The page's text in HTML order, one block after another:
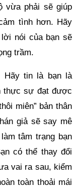
vừa phải sẽ giúp
tình hơn. Hãy
nói của bạn sẽ
trầm.
Hãy tin là bạn là
thực sự đạt được
miên” bản thân
giả sẽ say mê
tâm trạng bạn
có thể thay đổi
vai ra sau, kiểm
toàn thoải mái